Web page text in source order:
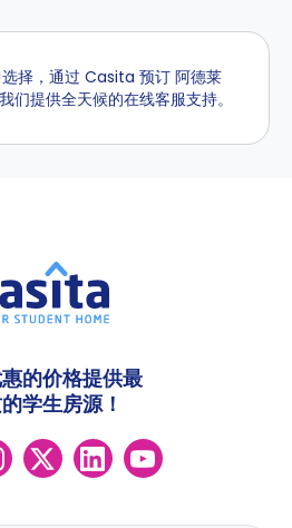
选择，通过 Casita 预订 阿德莱
们提供全天候的在线客服支持。
的价格提供最
学生房源！